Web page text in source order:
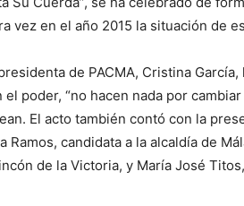
vez en el año 2015 la situación de
de PACMA, Cristina
poder, “no hacen nada por cambiar
El acto también contó con la
Ramos, candidata a la alcaldía de
de la Victoria, y María José